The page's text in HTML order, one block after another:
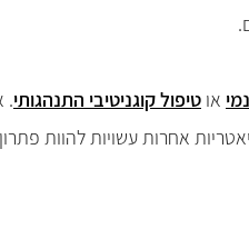
או טיפול קוגניטיבי התנהגותי.
אחרות עשויות להוות